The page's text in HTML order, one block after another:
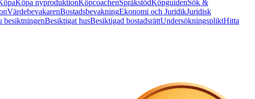
Köpa nyproduktionKöpcoachenSpråkstödKöpguidenSök &
VärdebevakarenBostadsbevakningEkonomi och JuridikJuridisk
besiktningenBesiktigat husBesiktigad bostadsrättUndersökningspliktHitta